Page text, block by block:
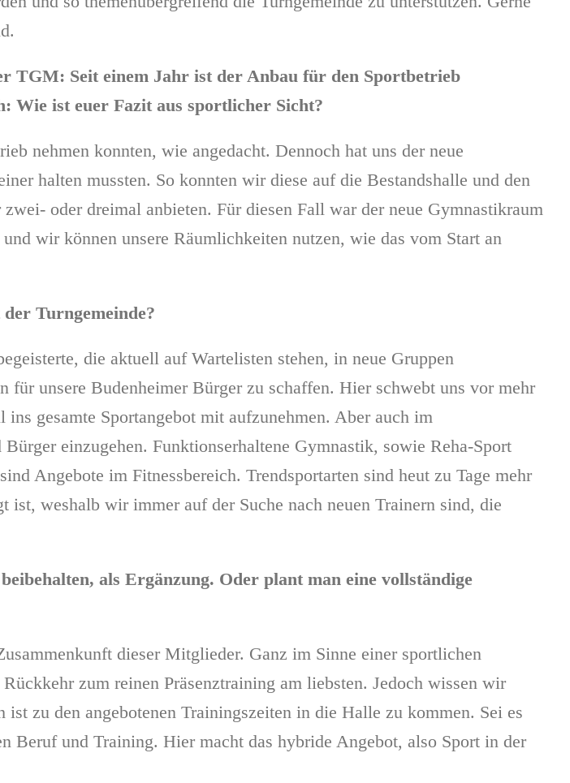
TGM: Seit einem Jahr ist der Anbau für den Sportbetrieb
Wie ist euer Fazit aus sportlicher Sicht?
nehmen konnten, wie angedacht. Dennoch hat uns der neue
halten mussten. So konnten wir diese auf die Bestandshalle und den
oder dreimal anbieten. Für diesen Fall war der neue Gymnastikraum
wir können unsere Räumlichkeiten nutzen, wie das vom Start an
Turngemeinde?
die aktuell auf Wartelisten stehen, in neue Gruppen
für unsere Budenheimer Bürger zu schaffen. Hier schwebt uns vor mehr
gesamte Sportangebot mit aufzunehmen. Aber auch im
einzugehen. Funktionserhaltene Gymnastik, sowie Reha-Sport
Angebote im Fitnessbereich. Trendsportarten sind heut zu Tage mehr
weshalb wir immer auf der Suche nach neuen Trainern sind, die
als Ergänzung. Oder plant man eine vollständige
dieser Mitglieder. Ganz im Sinne einer sportlichen
zum reinen Präsenztraining am liebsten. Jedoch wissen wir
zu den angebotenen Trainingszeiten in die Halle zu kommen. Sei es
Beruf und Training. Hier macht das hybride Angebot, also Sport in der